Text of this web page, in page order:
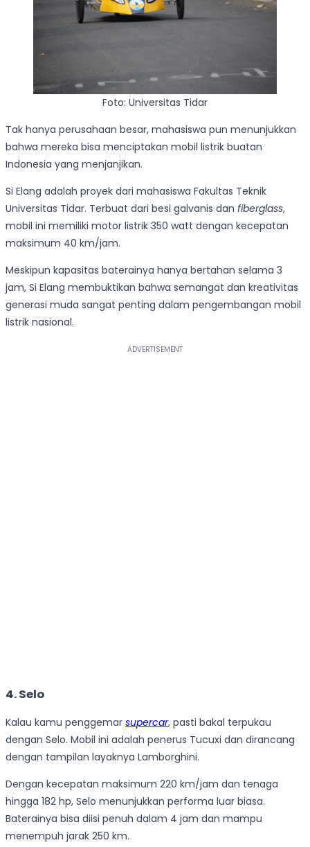
Foto: Universitas Tidar
Tak hanya perusahaan besar, mahasiswa pun menunjukkan
bahwa mereka bisa menciptakan mobil listrik buatan
Indonesia yang menjanjikan.
Si Elang adalah proyek dari mahasiswa Fakultas Teknik
Universitas Tidar. Terbuat dari besi galvanis dan fiberglass,
mobil ini memiliki motor listrik 350 watt dengan kecepatan
maksimum 40 km/jam.
Meskipun kapasitas baterainya hanya bertahan selama 3
jam, Si Elang membuktikan bahwa semangat dan kreativitas
generasi muda sangat penting dalam pengembangan mobil
listrik nasional.
4. Selo
Kalau kamu penggemar supercar, pasti bakal terpukau
dengan Selo. Mobil ini adalah penerus Tucuxi dan dirancang
dengan tampilan layaknya Lamborghini.
Dengan kecepatan maksimum 220 km/jam dan tenaga
hingga 182 hp, Selo menunjukkan performa luar biasa.
Baterainya bisa diisi penuh dalam 4 jam dan mampu
menempuh jarak 250 km.